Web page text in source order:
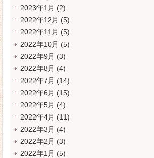
2023年1月 (2)
2022年12月 (5)
2022年11月 (5)
2022年10月 (5)
2022年9月 (3)
2022年8月 (4)
2022年7月 (14)
2022年6月 (15)
2022年5月 (4)
2022年4月 (11)
2022年3月 (4)
2022年2月 (3)
2022年1月 (5)